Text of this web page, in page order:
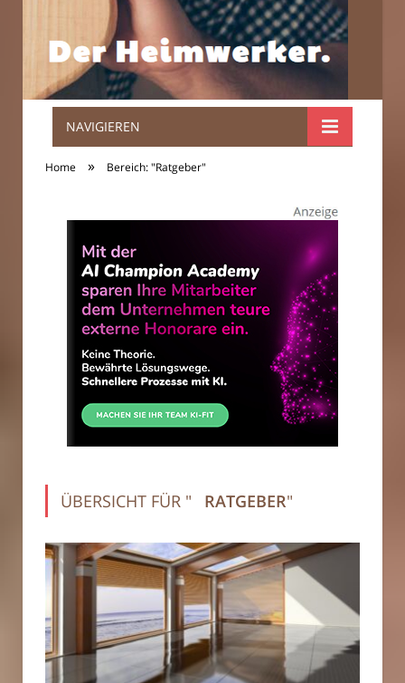
Der
Heimwerker.
NAVIGIEREN
Home » Bereich: "Ratgeber"
ÜBERSICHT FÜR " RATGEBER"